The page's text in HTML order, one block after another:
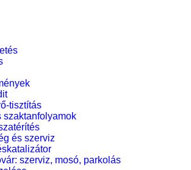
tisztítás
szaktanfolyamok
és szerviz
szerviz, mosó, parkolás